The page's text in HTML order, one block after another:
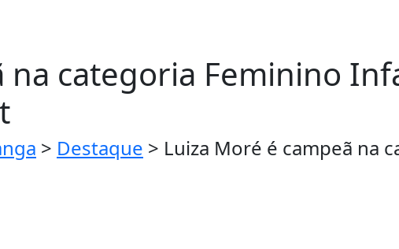
na categoria Feminino
> Destaque > Luiza Moré é campeã na